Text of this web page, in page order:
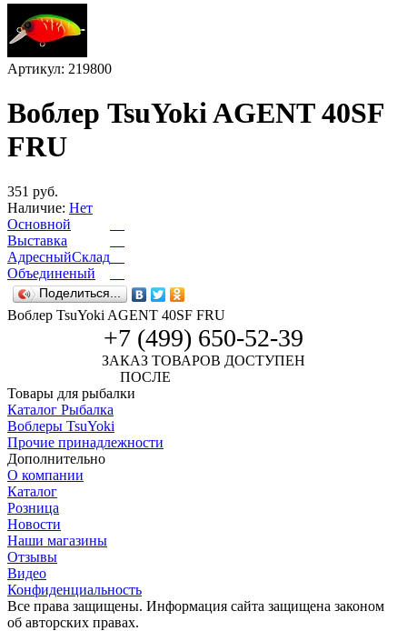
Артикул: 219800
Воблер TsuYoki AGENT 40SF
FRU
351 руб.
Наличие: Нет
Основной
Выставка
АдресныйСклад
Объединеный
Поделиться...
Воблер TsuYoki AGENT 40SF FRU
+7 (499) 650-52-39
ЗАКАЗ ТОВАРОВ ДОСТУПЕН
ПОСЛЕ
Товары для рыбалки
Каталог Рыбалка
Воблеры TsuYoki
Прочие принадлежности
Дополнительно
О компании
Каталог
Розница
Новости
Наши магазины
Отзывы
Видео
Конфиденциальность
Все права защищены. Информация сайта защищена законом
об авторских правах.